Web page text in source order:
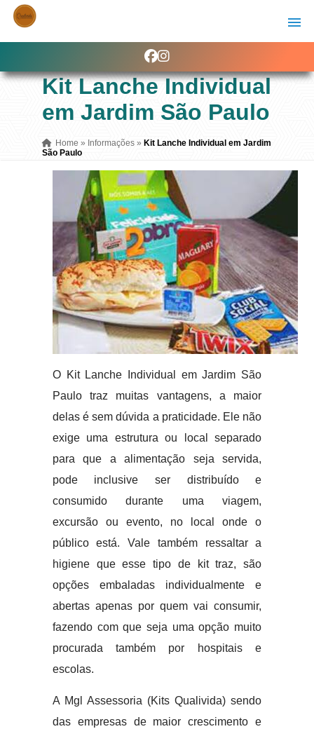
Kit Lanche Individual
em Jardim São Paulo
Home » Informações » Kit Lanche Individual em Jardim
São Paulo
O Kit Lanche Individual em Jardim São
Paulo traz muitas vantagens, a maior
delas é sem dúvida a praticidade. Ele não
exige uma estrutura ou local separado
para que a alimentação seja servida,
pode inclusive ser distribuído e
consumido durante uma viagem,
excursão ou evento, no local onde o
público está. Vale também ressaltar a
higiene que esse tipo de kit traz, são
opções embaladas individualmente e
abertas apenas por quem vai consumir,
fazendo com que seja uma opção muito
procurada também por hospitais e
escolas.
A Mgl Assessoria (Kits Qualivida) sendo
das empresas de maior crescimento e